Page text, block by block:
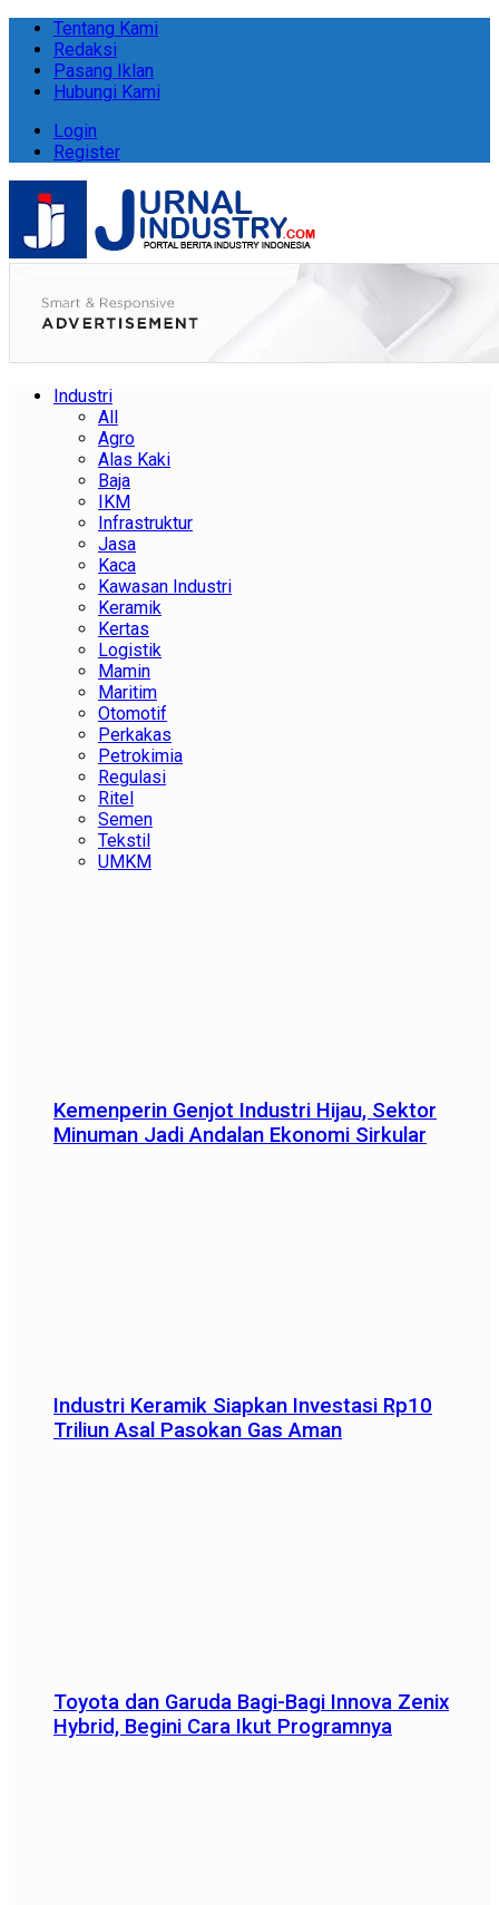
Tentang Kami
Redaksi
Pasang Iklan
Hubungi Kami
Login
Register
Industri
All
Agro
Alas Kaki
Baja
IKM
Infrastruktur
Jasa
Kaca
Kawasan Industri
Keramik
Kertas
Logistik
Mamin
Maritim
Otomotif
Perkakas
Petrokimia
Regulasi
Ritel
Semen
Tekstil
UMKM
Kemenperin Genjot Industri Hijau, Sektor
Minuman Jadi Andalan Ekonomi Sirkular
Industri Keramik Siapkan Investasi Rp10
Triliun Asal Pasokan Gas Aman
Toyota dan Garuda Bagi-Bagi Innova Zenix
Hybrid, Begini Cara Ikut Programnya